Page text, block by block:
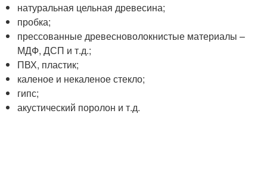
натуральная цельная древесина;
пробка;
прессованные древесноволокнистые материалы –
МДФ, ДСП и т.д.;
ПВХ, пластик;
каленое и некаленое стекло;
гипс;
акустический поролон и т.д.